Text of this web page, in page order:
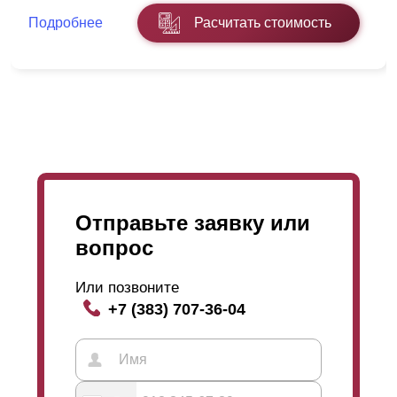
Подробнее Расчитать стоимость
Отправьте заявку или
вопрос
Или позвоните
+7 (383) 707-36-04